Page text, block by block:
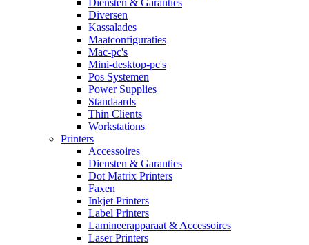
Diversen
Kassalades
Maatconfiguraties
Mac-pc's
Mini-desktop-pc's
Pos Systemen
Power Supplies
Standaards
Thin Clients
Workstations
Printers
Accessoires
Diensten & Garanties
Dot Matrix Printers
Faxen
Inkjet Printers
Label Printers
Lamineerapparaat & Accessoires
Laser Printers